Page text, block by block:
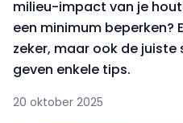
milieu-impact van je
een minimum beperken?
zeker, maar ook de
geven enkele tips.
20 oktober 2025